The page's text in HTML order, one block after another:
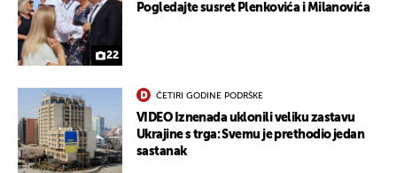
22
Pogledajte susret Plenkovića i Milanovića
ČETIRI GODINE PODRŠKE
VIDEO Iznenada uklonili veliku zastavu
Ukrajine s trga: Svemu je prethodio jedan
sastanak